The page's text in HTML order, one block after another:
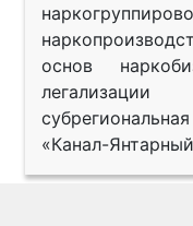
основ
легализации
«Канал-